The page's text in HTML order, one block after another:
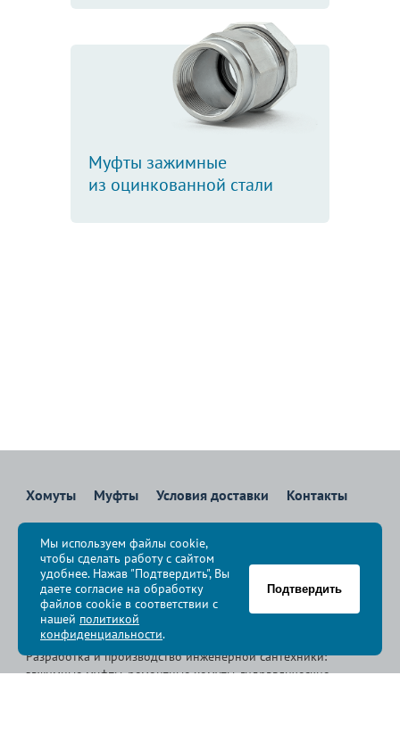
Муфты зажимные
из оцинкованной стали
Хомуты Муфты Условия доставки Контакты
8 800 700-83-36
Звоните бесплатно с 08:00 до 17:00 по Москве
политика конфиденциальности
© Группа компаний « », 2009-2026
Разработка и производство инженерной сантехники:
зажимные муфты, ремонтные хомуты, гидравлические
Мы используем файлы cookie,
чтобы сделать работу с сайтом
удобнее. Нажав "Подтвердить", Вы
даете согласие на обработку
файлов cookie в соответствии с
нашей политикой
конфиденциальности.
Подтвердить